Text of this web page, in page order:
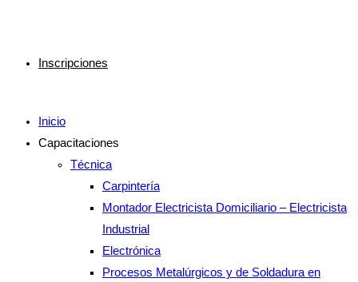
Inscripciones
Inicio
Capacitaciones
Técnica
Carpintería
Montador Electricista Domiciliario – Electricista
Industrial
Electrónica
Procesos Metalúrgicos y de Soldadura en